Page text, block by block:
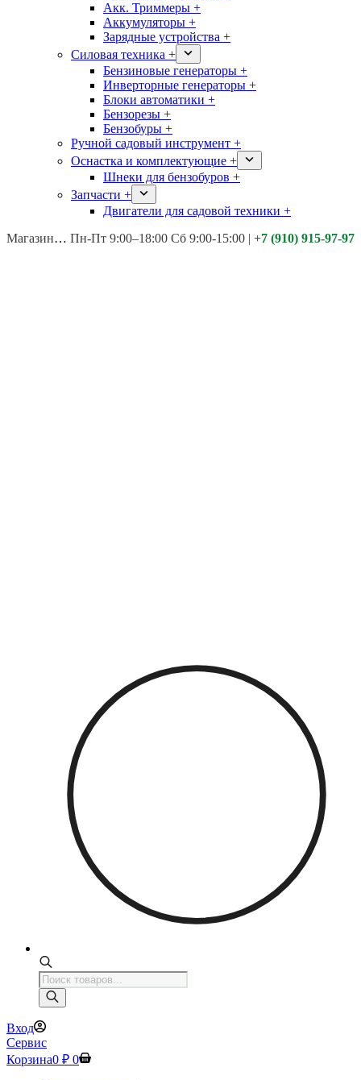
Акк. Триммеры +
Аккумуляторы +
Зарядные устройства +
Силовая техника +
Бензиновые генераторы +
Инверторные генераторы +
Блоки автоматики +
Бензорезы +
Бензобуры +
Ручной садовый инструмент +
Оснастка и комплектующие +
Шнеки для бензобуров +
Запчасти +
Двигатели для садовой техники +
Магазины: Калуга ул. Московская д.113
Пн-Пт 9:00–18:00 Сб 9:00-15:00 | +7 (910) 915-97-97
Поиск
товаров
Вход
Сервис
Корзина0 ₽ 0